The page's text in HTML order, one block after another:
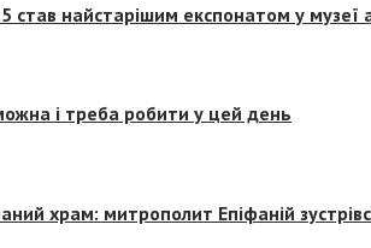
став найстарішим експонатом у музеї
і треба робити у цей день
храм: митрополит Епіфаній